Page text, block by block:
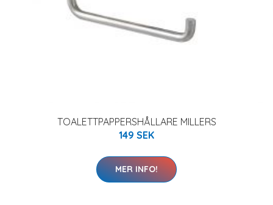
TOALETTPAPPERSHÅLLARE MILLERS
149 SEK
MER INFO!